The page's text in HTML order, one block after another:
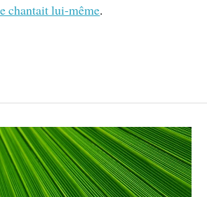
chantait lui-même.